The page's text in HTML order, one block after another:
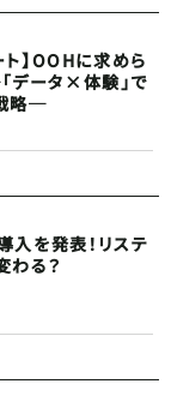
】OOHに求めら
データ×体験」で
略─
を発表！リステ
わる？